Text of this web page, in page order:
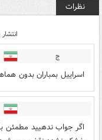
نظرات
انتشار
ج
اسراییل بمباران بدون
اگر جواب ندهیید مطمئن